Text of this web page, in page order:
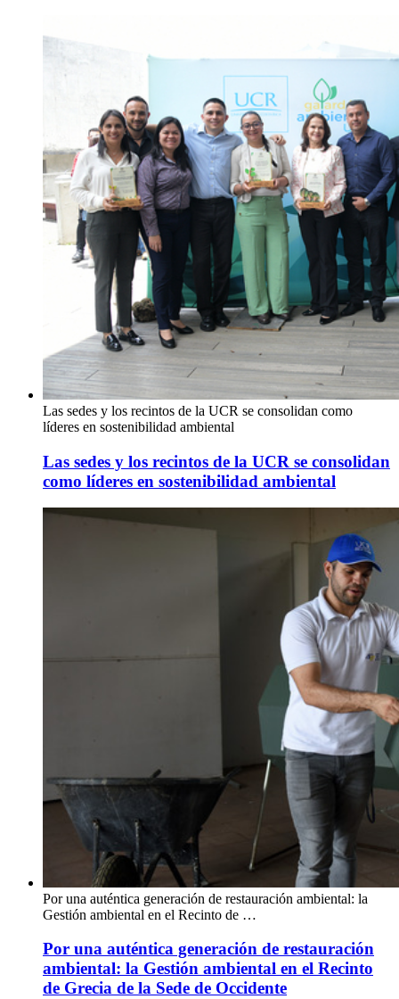
Las sedes y los recintos de la UCR se consolidan como
líderes en sostenibilidad ambiental
Las sedes y los recintos de la UCR se consolidan
como líderes en sostenibilidad ambiental
Por una auténtica generación de restauración ambiental: la
Gestión ambiental en el Recinto de …
Por una auténtica generación de restauración
ambiental: la Gestión ambiental en el Recinto
de Grecia de la Sede de Occidente